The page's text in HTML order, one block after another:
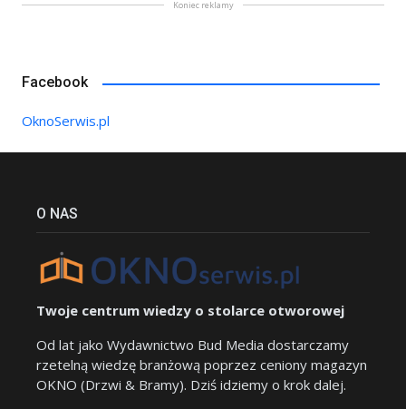
Koniec reklamy
Facebook
OknoSerwis.pl
O NAS
Twoje centrum wiedzy o stolarce otworowej
Od lat jako Wydawnictwo Bud Media dostarczamy
rzetelną wiedzę branżową poprzez ceniony magazyn
OKNO (Drzwi & Bramy). Dziś idziemy o krok dalej.